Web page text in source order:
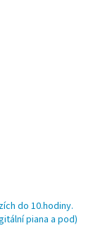
do 10.hodiny.
piana a pod)